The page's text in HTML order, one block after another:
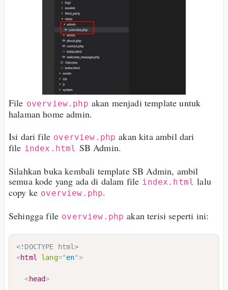
File overview.php akan menjadi template untuk
halaman home admin.
Isi dari file overview.php akan kita ambil dari
file index.html SB Admin.
Silahkan buka kembali template SB Admin, ambil
semua kode yang ada di dalam file index.html lalu
copy ke overview.php.
Sehingga file overview.php akan terisi seperti ini:
<!DOCTYPE html>
<html lang="en">
<head>